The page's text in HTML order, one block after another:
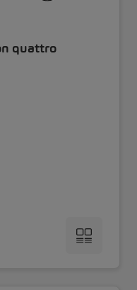
quattro